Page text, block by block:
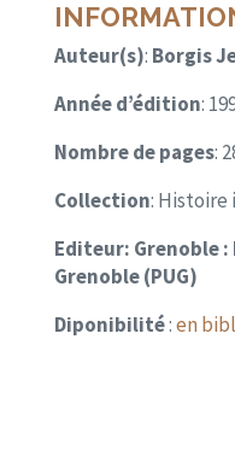
Auteur(s): Borgis
Année d’édition:
Nombre de pages:
Collection:
Editeur: Grenoble
Grenoble (PUG)
Diponibilité:en